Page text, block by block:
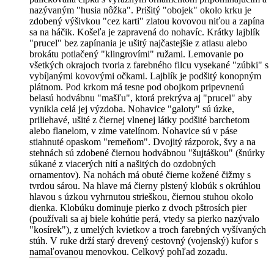
nazývaným "husia nôžka". Prišitý "obojek" okolo krku je
zdobený výšivkou "cez karti" zlatou kovovou niťou a zapína
sa na háčik. Košeľa je zapravená do nohavíc. Krátky lajblík
"prucel" bez zapínania je ušitý najčastejšie z atlasu alebo
brokátu potlačený "klingrovími" ružami. Lemovanie po
všetkých okrajoch tvoria z farebného filcu vysekané "zúbki" s
vybíjanými kovovými očkami. Lajblík je podšitý konopným
plátnom. Pod krkom má tesne pod obojkom pripevnenú
belasú hodvábnu "mašľu", ktorá prekrýva aj "prucel" aby
vynikla celá jej výzdoba. Nohavice "galoty" sú úzke,
priliehavé, ušité z čiernej vlnenej látky podšité barchetom
alebo flanelom, v zime vatelínom. Nohavice sú v páse
stiahnuté opaskom "remeňom". Dvojitý rázporok, švy a na
stehnách sú zdobené čiernou hodvábnou "šujtáškou" (šnúrky
súkané z viacerých nití a našitých do ozdobných
ornamentov). Na nohách má obuté čierne kožené čižmy s
tvrdou sárou. Na hlave má čierny plstený klobúk s okrúhlou
hlavou s úzkou vyhrnutou strieškou, čiernou stuhou okolo
dienka. Klobúku dominuje pierko z dvoch pštrosích pier
(používali sa aj biele kohútie perá, vtedy sa pierko nazývalo
"kosírek"), z umelých kvietkov a troch farebných vyšívaných
stúh. V ruke drží starý drevený cestovný (vojenský) kufor s
namaľovanou menovkou. Celkový pohľad zozadu.